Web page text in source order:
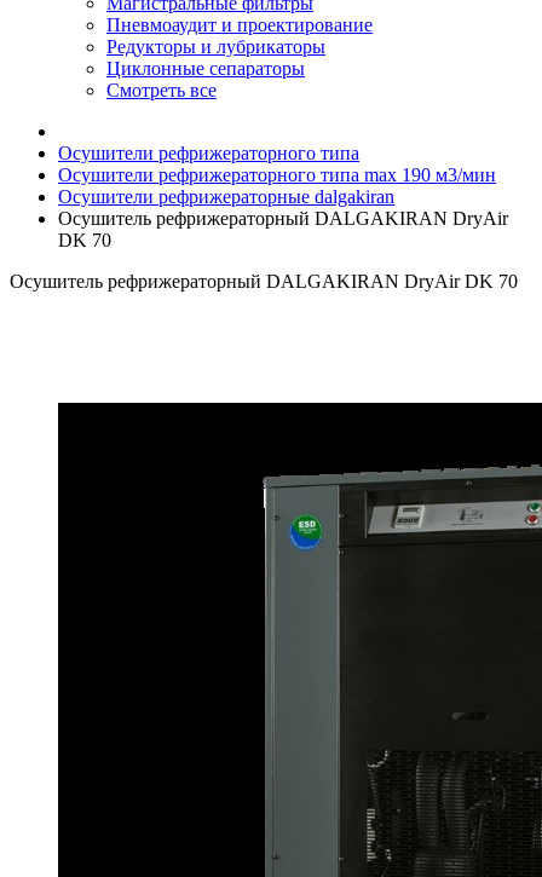
Пневмоаудит и проектирование
Редукторы и лубрикаторы
Циклонные сепараторы
Смотреть все
Осушители рефрижераторного типа
Осушители рефрижераторного типа max 190 м3/мин
Осушители рефрижераторные dalgakiran
Осушитель рефрижераторный DALGAKIRAN DryAir
DK 70
Осушитель рефрижераторный DALGAKIRAN DryAir DK 70